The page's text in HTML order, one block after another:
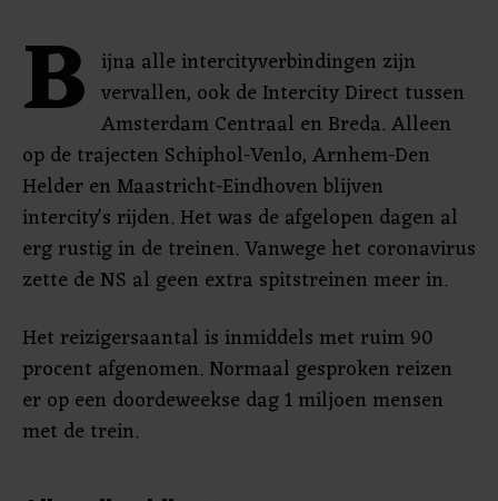
B ijna alle intercityverbindingen zijn
vervallen, ook de Intercity Direct tussen
Amsterdam Centraal en Breda. Alleen
op de trajecten Schiphol-Venlo, Arnhem-Den
Helder en Maastricht-Eindhoven blijven
intercity's rijden. Het was de afgelopen dagen al
erg rustig in de treinen. Vanwege het coronavirus
zette de NS al geen extra spitstreinen meer in.
Het reizigersaantal is inmiddels met ruim 90
procent afgenomen. Normaal gesproken reizen
er op een doordeweekse dag 1 miljoen mensen
met de trein.